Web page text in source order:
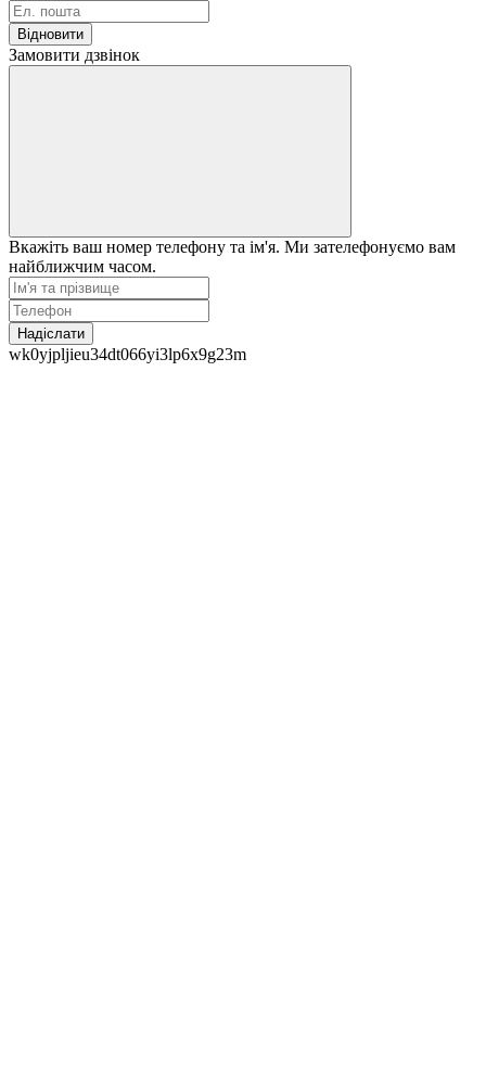
Відновити
Замовити дзвінок
Вкажіть ваш номер телефону та ім'я. Ми зателефонуємо вам
найближчим часом.
Надіслати
wk0yjpljieu34dt066yi3lp6x9g23m